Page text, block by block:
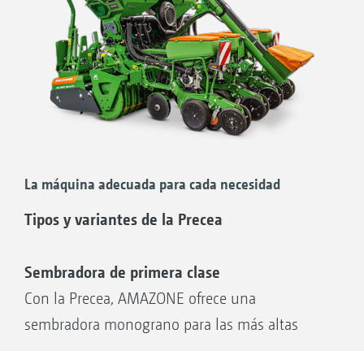
La máquina adecuada para cada necesidad
Tipos y variantes de la Precea
Sembradora de primera clase
Con la Precea, AMAZONE ofrece una
sembradora monograno para las más altas